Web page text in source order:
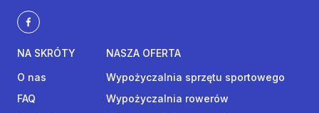
NA SKRÓTY
O nas
FAQ
NASZA OFERTA
Wypożyczalnia sprzętu sportowego
Wypożyczalnia rowerów